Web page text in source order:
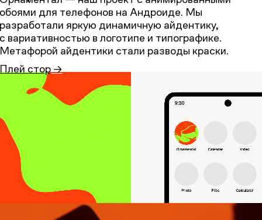
для телефонов на Андроиде. Мы
яркую динамичную айдентику,
вариативностью в логотипе и типографике.
айдентики стали разводы краски.
стор→